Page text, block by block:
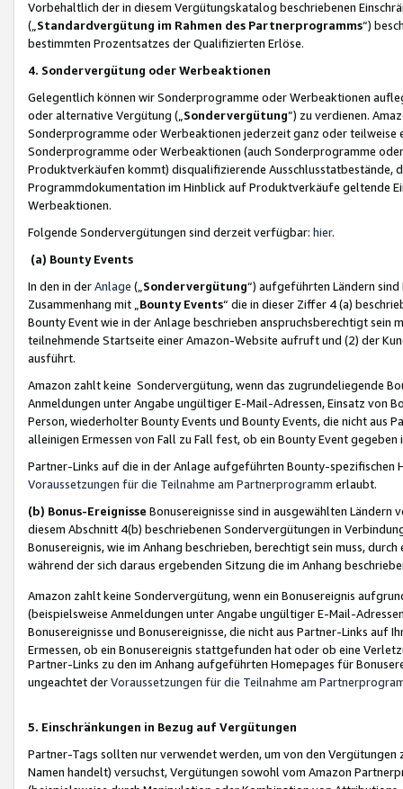
Vorbehaltlich der in diesem Vergütungskatalog beschriebenen
(„ Standardvergütung im Rahmen des Partnerprogramms“)
bestimmten Prozentsatzes der Qualifizierten Erlöse.
4. Sondervergütung oder Werbeaktionen
Gelegentlich können wir Sonderprogramme oder Werbeaktionen
oder alternative Vergütung („ Sondervergütung”) zu verdienen.
Sonderprogramme oder Werbeaktionen jederzeit ganz oder
Sonderprogramme oder Werbeaktionen (auch Sonderprogramme
Produktverkäufen kommt) disqualifizierende Ausschlusstatbestände,
Programmdokumentation im Hinblick auf Produktverkäufe geltende
Werbeaktionen.
Folgende Sondervergütungen sind derzeit verfügbar: hier.
(a) Bounty Events
In den in derAnlage („ Sondervergütung“) aufgeführten Ländern
Zusammenhang mit „ Bounty Events“ die in dieser Ziffer 4 (a)
Bounty Event wie in der Anlage beschrieben anspruchsberechtigt sein
teilnehmende Startseite einer Amazon-Website aufruft und (2) der
ausführt.
Amazon zahlt keine Sondervergütung, wenn das zugrundeliegende
Anmeldungen unter Angabe ungültiger E-Mail-Adressen, Einsatz von
Person, wiederholter Bounty Events und Bounty Events, die nicht
alleinigen Ermessen von Fall zu Fall fest, ob ein Bounty Event
Partner-Links auf die in der Anlage aufgeführten Bounty-spezifischen
Voraussetzungen für die Teilnahme am Partnerprogramm erlaubt.
(b) Bonus-Ereignisse Bonusereignisse sind in ausgewählten Ländern
diesem Abschnitt 4(b) beschriebenen Sondervergütungen in
Bonusereignis, wie im Anhang beschrieben, berechtigt sein muss,
während der sich daraus ergebenden Sitzung die im Anhang
Amazon zahlt keine Sondervergütung, wenn ein Bonusereignis
(beispielsweise Anmeldungen unter Angabe ungültiger E-Mail-
Bonusereignisse und Bonusereignisse, die nicht aus Partner-Links auf
Ermessen, ob ein Bonusereignis stattgefunden hat oder ob eine
Partner-Links zu den im Anhang aufgeführten Homepages für
ungeachtet derVoraussetzungen für die Teilnahme am
5. Einschränkungen in Bezug auf Vergütungen
Partner-Tags sollten nur verwendet werden, um von den
Namen handelt) versuchst, Vergütungen sowohl vom Amazon